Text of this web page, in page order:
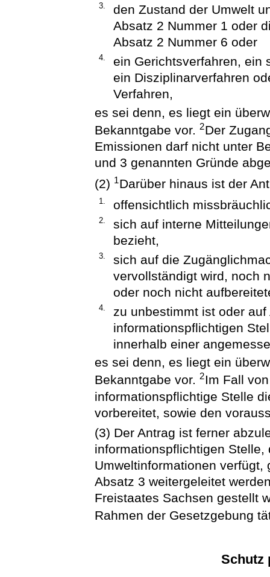
3.
den Zustand der Umwelt
Absatz 2 Nummer 1 oder
Absatz 2 Nummer 6 oder
4.
ein Gerichtsverfahren, ein
ein Disziplinarverfahren
Verfahren,
es sei denn, es liegt ein
Bekanntgabe vor.2Der
Emissionen darf nicht unter
und 3 genannten Gründe
(2) 1Darüber hinaus ist der
1. offensichtlich
2.
sich auf interne
bezieht,
3.
sich auf die
vervollständigt wird, noch
oder noch nicht
4.
zu unbestimmt ist oder
informationspflichtigen
innerhalb einer
es sei denn, es liegt ein
Bekanntgabe vor.2Im Fall
informationspflichtige Stelle
vorbereitet, sowie den
(3) Der Antrag ist ferner
informationspflichtigen
Umweltinformationen
Absatz 3 weitergeleitet
Freistaates Sachsen gestellt
Rahmen der Gesetzgebung
Schutz